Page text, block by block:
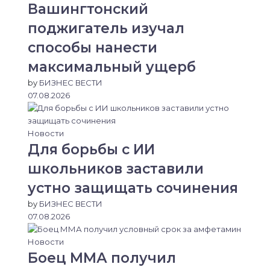
Вашингтонский
поджигатель изучал
способы нанести
максимальный ущерб
by БИЗНЕС ВЕСТИ
07.08.2026
Новости
Для борьбы с ИИ
школьников заставили
устно защищать сочинения
by БИЗНЕС ВЕСТИ
07.08.2026
Новости
Боец ММА получил